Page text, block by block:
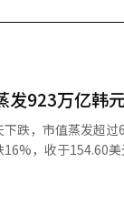
923万亿韩
市值蒸发超过6000
，收于154.60
的市值略高于2万亿美元，